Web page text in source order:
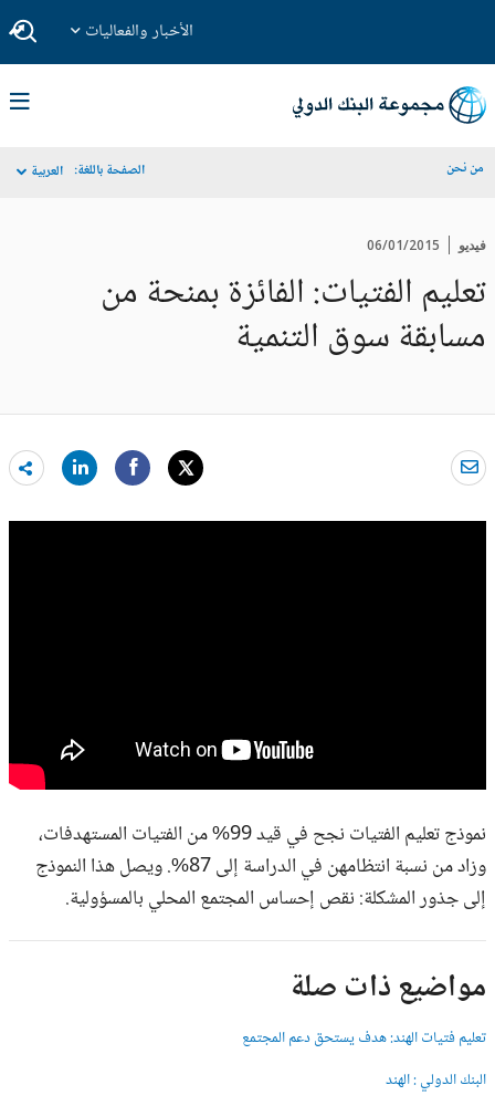
الأخبار والفعاليات
من نحن الصفحة باللغة: العربية
فيديو 06/01/2015
تعليم الفتيات: الفائزة بمنحة من
مسابقة سوق التنمية
نموذج تعليم الفتيات نجح في قيد 99% من الفتيات المستهدفات،
وزاد من نسبة انتظامهن في الدراسة إلى 87%. ويصل هذا النموذج
إلى جذور المشكلة: نقص إحساس المجتمع المحلي بالمسؤولية.
مواضيع ذات صلة
تعليم فتيات الهند: هدف يستحق دعم المجتمع
البنك الدولي : الهند